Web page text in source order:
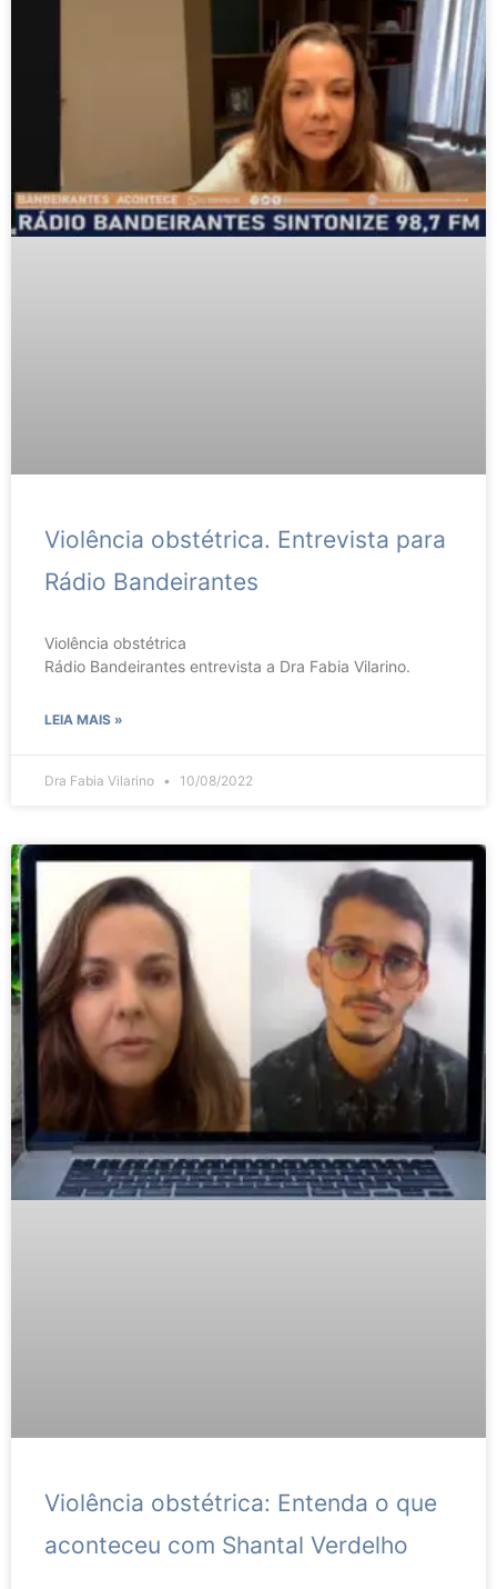
Violência obstétrica. Entrevista para
Rádio Bandeirantes
Violência obstétrica
Rádio Bandeirantes entrevista a Dra Fabia Vilarino.
LEIA MAIS »
Dra Fabia Vilarino 10/08/2022
Violência obstétrica: Entenda o que
aconteceu com Shantal Verdelho